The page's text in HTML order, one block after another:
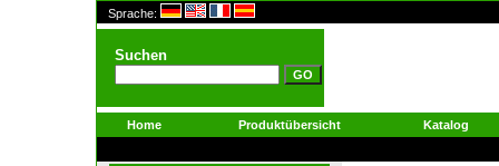
Sprache:
Suchen
Home Produktübersicht Katalog